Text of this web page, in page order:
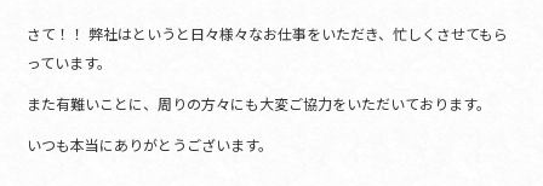
o
k
さて！！ 弊社はというと日々様々なお仕事をいただき、忙しくさせてもら
っています。
また有難いことに、周りの方々にも大変ご協力をいただいております。
いつも本当にありがとうございます。